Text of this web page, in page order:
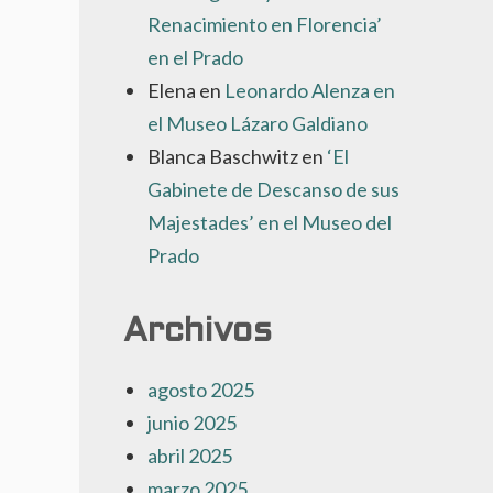
Renacimiento en Florencia’
en el Prado
Elena en Leonardo Alenza en
el Museo Lázaro Galdiano
Blanca Baschwitzen ‘El
Gabinete de Descanso de sus
Majestades’ en el Museo del
Prado
Archivos
agosto 2025
junio 2025
abril 2025